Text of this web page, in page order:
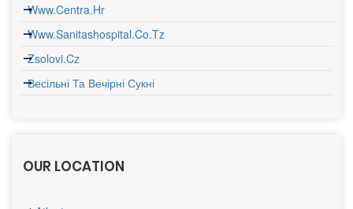
Www.centra.hr
Www.sanitashospital.co.tz
Zsolovi.cz
Весільні Та Вечірні Сукні
OUR LOCATION